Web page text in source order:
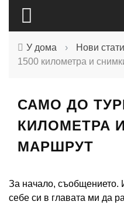
У дома › Нови
1500 километра и
САМО ДО
КИЛОМЕТРА
МАРШРУТ
За начало, съобщението.
себе си в главата ми да